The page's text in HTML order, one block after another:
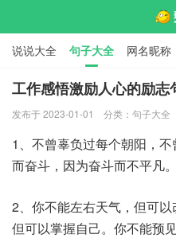
说说大全 句子大全 网名昵称
标语口号 签名大全
工作感悟激励人心的励志
发布于 2023-01-01 分类： 句子大全
1、不曾辜负过每个朝阳，
而奋斗，因为奋斗而不平凡。
2、你不能左右天气，但可
但可以掌握自己。你不能预